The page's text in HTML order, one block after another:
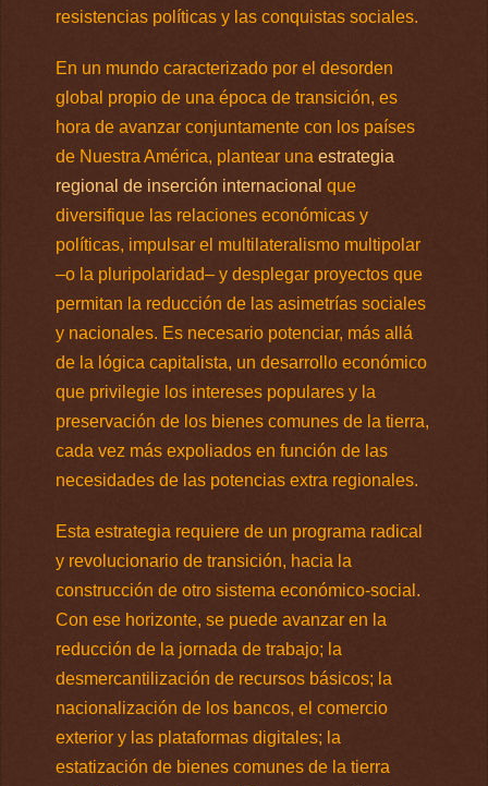
resistencias políticas y las conquistas sociales.
En un mundo caracterizado por el desorden
global propio de una época de transición, es
hora de avanzar conjuntamente con los países
de Nuestra América, plantear una estrategia
regional de inserción internacional que
diversifique las relaciones económicas y
políticas, impulsar el multilateralismo multipolar
–o la pluripolaridad– y desplegar proyectos que
permitan la reducción de las asimetrías sociales
y nacionales. Es necesario potenciar, más allá
de la lógica capitalista, un desarrollo económico
que privilegie los intereses populares y la
preservación de los bienes comunes de la tierra,
cada vez más expoliados en función de las
necesidades de las potencias extra regionales.
Esta estrategia requiere de un programa radical
y revolucionario de transición, hacia la
construcción de otro sistema económico-social.
Con ese horizonte, se puede avanzar en la
reducción de la jornada de trabajo; la
desmercantilización de recursos básicos; la
nacionalización de los bancos, el comercio
exterior y las plataformas digitales; la
estatización de bienes comunes de la tierra